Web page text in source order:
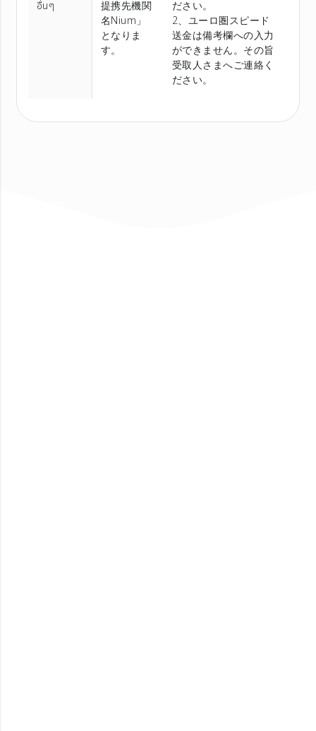
อื่นๆ
提携先機関
名Nium」
となりま
す。
ださい。
2、ユーロ圏スピード
送金は備考欄への入力
ができません。その旨
受取人さまへご連絡く
ださい。